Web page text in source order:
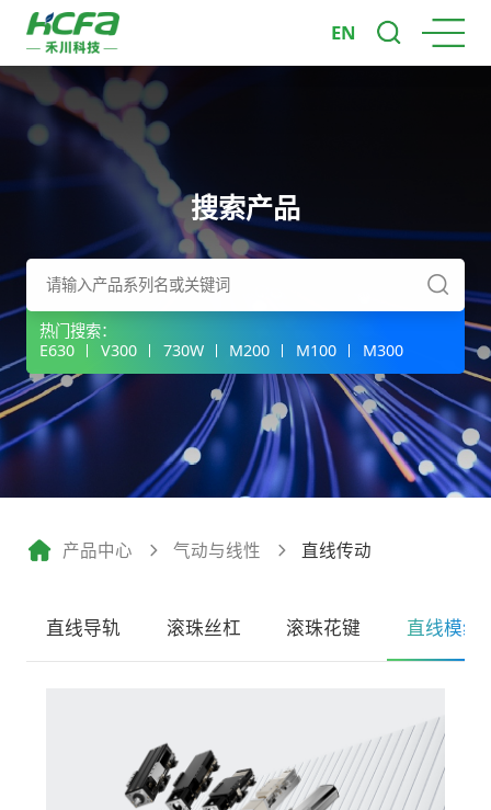
EN
搜索产品
热门搜索：
E630
V300 730W M200 M100 M300
产品中心 气动与线性 直线传动
直线导轨 滚珠丝杠 滚珠花键 直线模组